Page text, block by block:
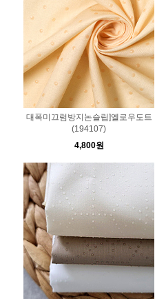
대폭미끄럼방지논슬립]옐로우도트
(194107)
4,800원